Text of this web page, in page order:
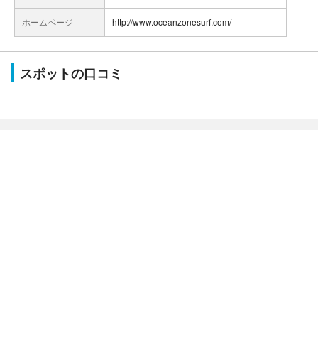
ホームページ http://www.oceanzonesurf.com/
スポットの口コミ